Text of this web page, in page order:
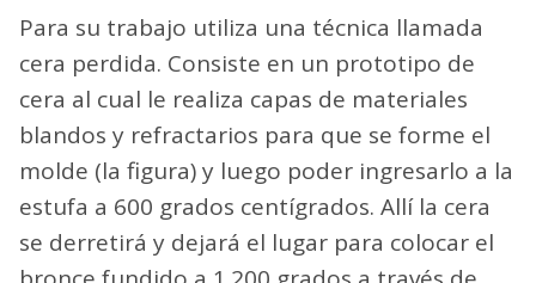
Para su trabajo utiliza una técnica llamada
cera perdida. Consiste en un prototipo de
cera al cual le realiza capas de materiales
blandos y refractarios para que se forme el
molde (la figura) y luego poder ingresarlo a la
estufa a 600 grados centígrados. Allí la cera
se derretirá y dejará el lugar para colocar el